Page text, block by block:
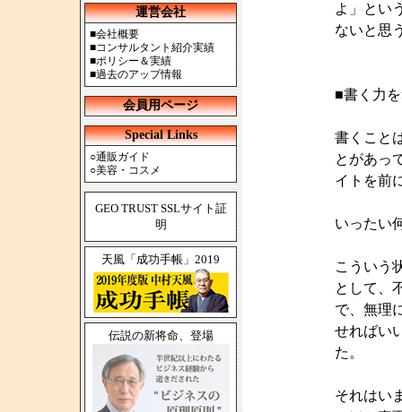
運営会社
■会社概要
■コンサルタント紹介実績
■ポリシー＆実績
■過去のアップ情報
会員用ページ
Special Links
○通販ガイド
○美容・コスメ
GEO TRUST SSLサイト証
明
天風「成功手帳」2019
伝説の新将命、登場
よ」とい
ないと思
■書く力
書くこと
とがあっ
イトを前
いったい
こういう
として、
で、無理
せればい
た。
それはい